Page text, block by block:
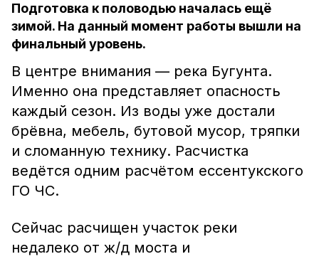
Подготовка к половодью началась ещё
зимой. На данный момент работы вышли на
финальный уровень.
В центре внимания — река Бугунта.
Именно она представляет опасность
каждый сезон. Из воды уже достали
брёвна, мебель, бутовой мусор, тряпки
и сломанную технику. Расчистка
ведётся одним расчётом ессентукского
ГО ЧС.
Сейчас расчищен участок реки
недалеко от ж/д моста и